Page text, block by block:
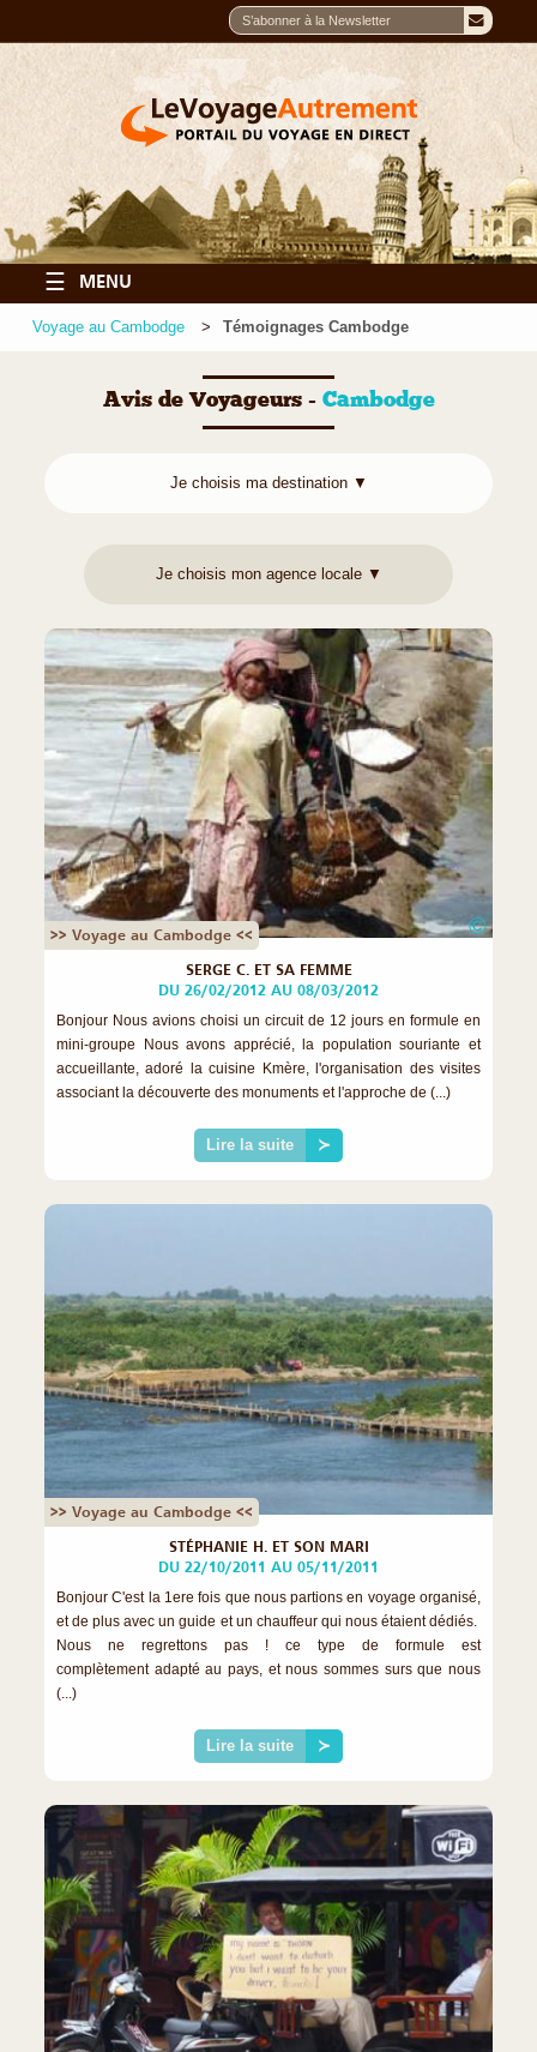
☰ MENU
Voyage au Cambodge Témoignages Cambodge
Avis de Voyageurs - Cambodge
>> Voyage au Cambodge << ©
SERGE C. ET SA FEMME
DU 26/02/2012 AU 08/03/2012
Bonjour Nous avions choisi un circuit de 12 jours en formule en
mini-groupe Nous avons apprécié, la population souriante et
accueillante, adoré la cuisine Kmère, l'organisation des visites
associant la découverte des monuments et l'approche de (...)
Lire la suite ≻
>> Voyage au Cambodge <<
STÉPHANIE H. ET SON MARI
DU 22/10/2011 AU 05/11/2011
Bonjour C'est la 1ere fois que nous partions en voyage organisé,
et de plus avec un guide et un chauffeur qui nous étaient dédiés.
Nous ne regrettons pas ! ce type de formule est
complètement adapté au pays, et nous sommes surs que nous
(...)
Lire la suite ≻